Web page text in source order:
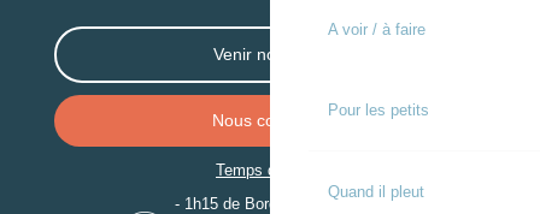
A voir / à faire
Pour les petits
Quand il pleut
Venir nous voir
Nous contacter
Temps de trajet
- 1h15 de Bordeaux